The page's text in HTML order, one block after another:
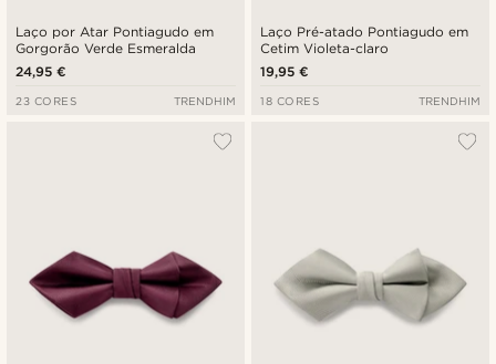
Laço por Atar Pontiagudo em
Gorgorão Verde Esmeralda
24,95 €
23 CORES TRENDHIM
Laço Pré-atado Pontiagudo em
Cetim Violeta-claro
19,95 €
18 CORES TRENDHIM